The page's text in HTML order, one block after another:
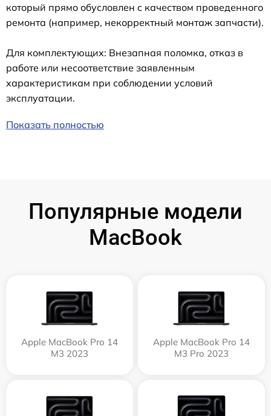
который прямо обусловлен с качеством проведенного
ремонта (например, некорректный монтаж запчасти).
Для комплектующих: Внезапная поломка, отказ в
работе или несоответствие заявленным
характеристикам при соблюдении условий
эксплуатации.
Показать полностью
Популярные модели
MacBook
Apple MacBook Pro 14
M3 2023
Apple MacBook Pro 14
M3 Pro 2023